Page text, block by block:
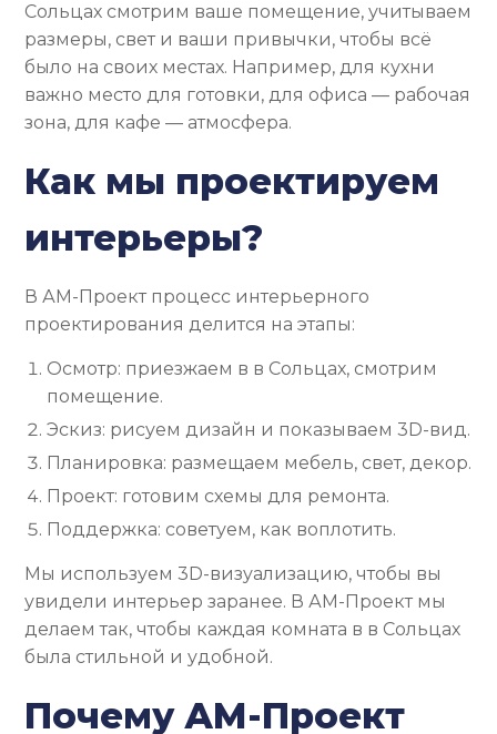
Сольцах смотрим ваше помещение, учитываем
размеры, свет и ваши привычки, чтобы всё
было на своих местах. Например, для кухни
важно место для готовки, для офиса — рабочая
зона, для кафе — атмосфера.
Как мы проектируем
интерьеры?
В АМ-Проект процесс интерьерного
проектирования делится на этапы:
Осмотр: приезжаем в в Сольцах, смотрим
помещение.
Эскиз: рисуем дизайн и показываем 3D-вид.
Планировка: размещаем мебель, свет, декор.
Проект: готовим схемы для ремонта.
Поддержка: советуем, как воплотить.
Мы используем 3D-визуализацию, чтобы вы
увидели интерьер заранее. В АМ-Проект мы
делаем так, чтобы каждая комната в в Сольцах
была стильной и удобной.
Почему АМ-Проект